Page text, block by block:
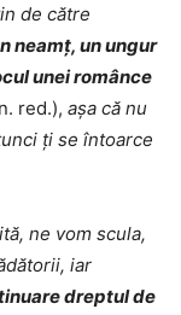
de către
neamț, un ungur
unei românce
red.), așa că nu
ți se întoarce
ne vom scula,
iar
dreptul de